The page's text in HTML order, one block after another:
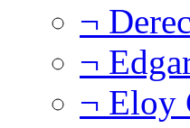
¬
¬
¬ Eloy